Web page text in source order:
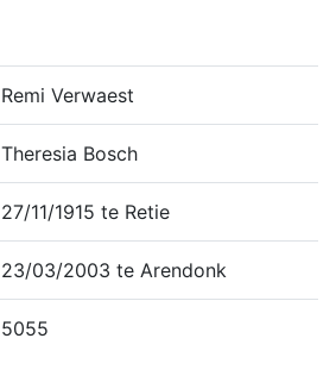
Remi Verwaest
Theresia Bosch
27/11/1915 te Retie
23/03/2003 te Arendonk
5055